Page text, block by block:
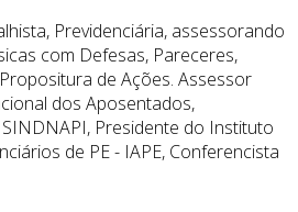
Previdenciária, assessorando
com Defesas, Pareceres,
de Ações. Assessor
dos Aposentados,
Presidente do Instituto
de PE - IAPE, Conferencista